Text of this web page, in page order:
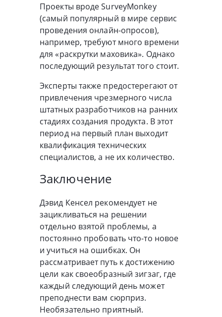
Проекты вроде SurveyMonkey
(самый популярный в мире сервис
проведения онлайн-опросов),
например, требуют много времени
для «раскрутки маховика». Однако
последующий результат того стоит.
Эксперты также предостерегают от
привлечения чрезмерного числа
штатных разработчиков на ранних
стадиях создания продукта. В этот
период на первый план выходит
квалификация технических
специалистов, а не их количество.
Заключение
Дэвид Кенсел рекомендует не
зацикливаться на решении
отдельно взятой проблемы, а
постоянно пробовать что-то новое
и учиться на ошибках. Он
рассматривает путь к достижению
цели как своеобразный зигзаг, где
каждый следующий день может
преподнести вам сюрприз.
Необязательно приятный.